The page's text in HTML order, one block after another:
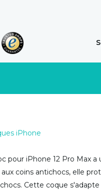
iPhone
pour iPhone 12 Pro Max
coins antichocs, elle
Cette coque